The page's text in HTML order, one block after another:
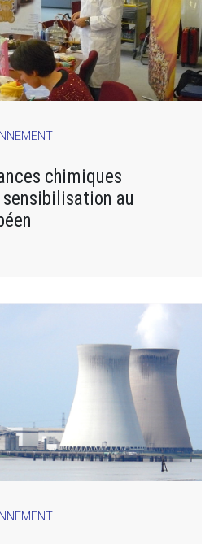
chimiques
au